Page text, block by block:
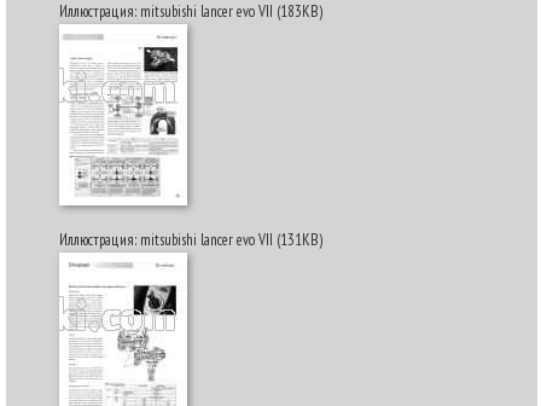
Иллюстрация: mitsubishi lancer evo VII (183KB)
Иллюстрация: mitsubishi lancer evo VII (131KB)